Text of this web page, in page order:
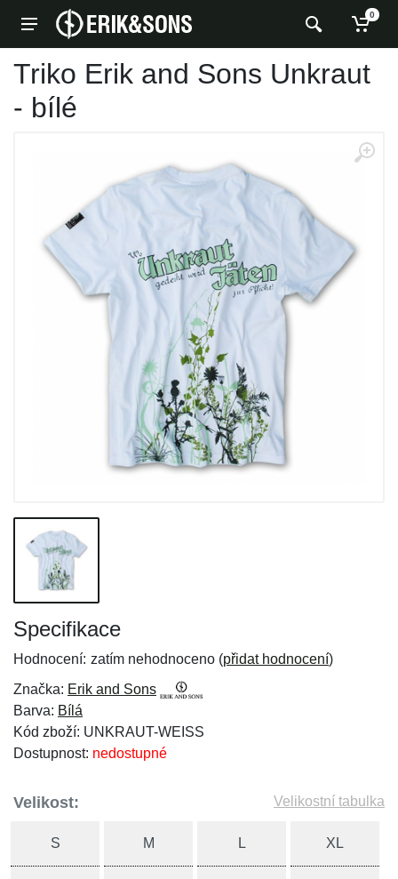
0
Triko Erik and Sons Unkraut
- bílé
Specifikace
Hodnocení: zatím nehodnoceno (přidat hodnocení)
Značka: Erik and Sons
Barva: Bílá
Kód zboží: UNKRAUT-WEISS
Dostupnost: nedostupné
Velikost: Velikostní tabulka
S M L XL